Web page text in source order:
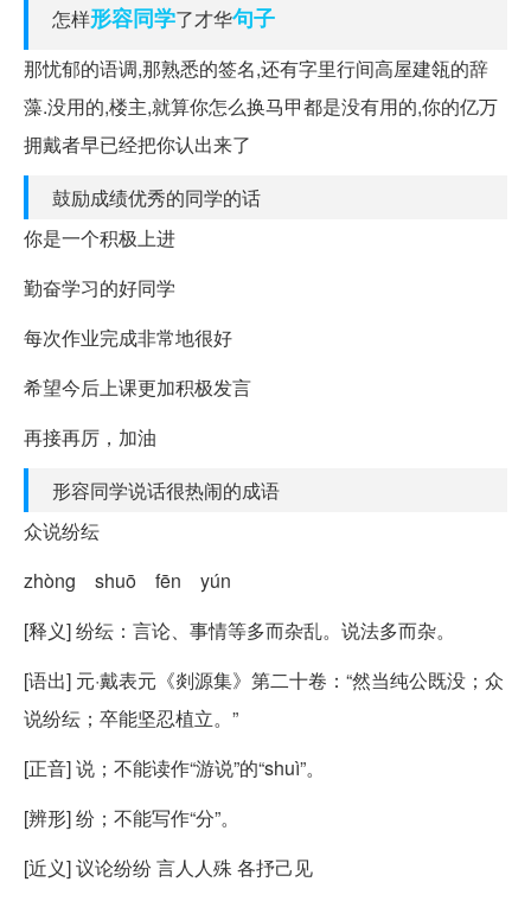
怎样形容同学了才华句子
那忧郁的语调,那熟悉的签名,还有字里行间高屋建瓴的辞
藻.没用的,楼主,就算你怎么换马甲都是没有用的,你的亿万
拥戴者早已经把你认出来了
鼓励成绩优秀的同学的话
你是一个积极上进
勤奋学习的好同学
每次作业完成非常地很好
希望今后上课更加积极发言
再接再厉，加油
形容同学说话很热闹的成语
众说纷纭
zhòng shuō fēn yún
[释义] 纷纭：言论、事情等多而杂乱。说法多而杂。
[语出] 元·戴表元《剡源集》第二十卷：“然当纯公既没；众
说纷纭；卒能坚忍植立。”
[正音] 说；不能读作“游说”的“shuì”。
[辨形] 纷；不能写作“分”。
[近义] 议论纷纷 言人人殊 各抒己见